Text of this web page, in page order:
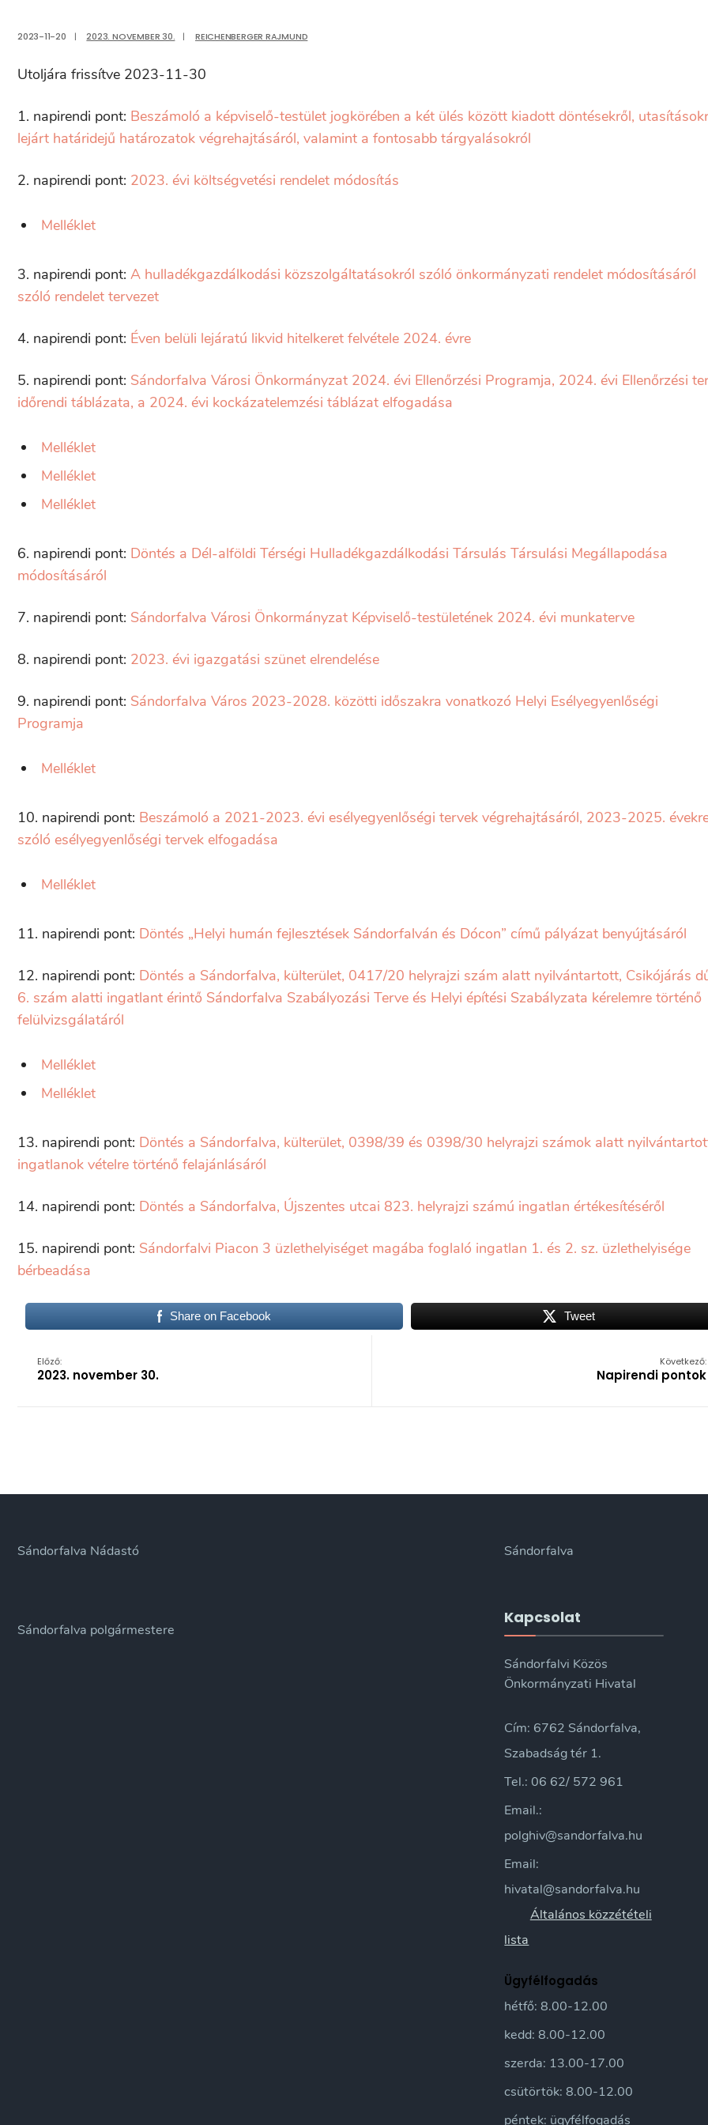
2023-11-20 | 2023. NOVEMBER 30. | REICHENBERGER RAJMUND
Utoljára frissítve 2023-11-30
1. napirendi pont: Beszámoló a képviselő-testület jogkörében a két ülés között kiadott döntésekről,
lejárt határidejű határozatok végrehajtásáról, valamint a fontosabb tárgyalásokról
2. napirendi pont: 2023. évi költségvetési rendelet módosítás
Melléklet
3. napirendi pont: A hulladékgazdálkodási közszolgáltatásokról szóló önkormányzati rendelet módosításáról
szóló rendelet tervezet
4. napirendi pont: Éven belüli lejáratú likvid hitelkeret felvétele 2024. évre
5. napirendi pont: Sándorfalva Városi Önkormányzat 2024. évi Ellenőrzési Programja, 2024. évi Ellenőrzési
időrendi táblázata, a 2024. évi kockázatelemzési táblázat elfogadása
Melléklet
Melléklet
Melléklet
6. napirendi pont: Döntés a Dél-alföldi Térségi Hulladékgazdálkodási Társulás Társulási Megállapodása
módosításáról
7. napirendi pont: Sándorfalva Városi Önkormányzat Képviselő-testületének 2024. évi munkaterve
8. napirendi pont: 2023. évi igazgatási szünet elrendelése
9. napirendi pont: Sándorfalva Város 2023-2028. közötti időszakra vonatkozó Helyi Esélyegyenlőségi
Programja
Melléklet
10. napirendi pont: Beszámoló a 2021-2023. évi esélyegyenlőségi tervek végrehajtásáról, 2023-2025.
szóló esélyegyenlőségi tervek elfogadása
Melléklet
11. napirendi pont: Döntés „Helyi humán fejlesztések Sándorfalván és Dócon” című pályázat benyújtásáról
12. napirendi pont: Döntés a Sándorfalva, külterület, 0417/20 helyrajzi szám alatt nyilvántartott, Csikójárás
6. szám alatti ingatlant érintő Sándorfalva Szabályozási Terve és Helyi építési Szabályzata kérelemre történő
felülvizsgálatáról
Melléklet
Melléklet
13. napirendi pont: Döntés a Sándorfalva, külterület, 0398/39 és 0398/30 helyrajzi számok alatt
ingatlanok vételre történő felajánlásáról
14. napirendi pont: Döntés a Sándorfalva, Újszentes utcai 823. helyrajzi számú ingatlan értékesítéséről
15. napirendi pont: Sándorfalvi Piacon 3 üzlethelyiséget magába foglaló ingatlan 1. és 2. sz. üzlethelyisége
bérbeadása
Share on Facebook Tweet
Előző:
2023. november 30.
Következő:
Napirendi pontok
Sándorfalva Nádastó
Sándorfalva polgármestere
Sándorfalva
Kapcsolat
Sándorfalvi Közös
Önkormányzati Hivatal
Cím: 6762 Sándorfalva,
Szabadság tér 1.
Tel.: 06 62/ 572 961
Email.:
polghiv@sandorfalva.hu
Email:
hivatal@sandorfalva.hu
Általános közzétételi
lista
Ügyfélfogadás
hétfő: 8.00-12.00
kedd: 8.00-12.00
szerda: 13.00-17.00
csütörtök: 8.00-12.00
péntek: ügyfélfogadás